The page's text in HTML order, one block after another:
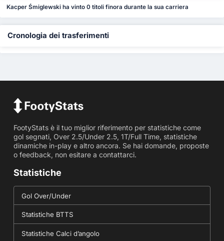
Kacper Śmiglewski ha vinto 0 titoli finora durante la sua carriera
Cronologia dei trasferimenti
FootyStats è il tuo miglior riferimento per statistiche come
gol segnati, Over 2.5/Under 2.5, 1T/Full Time, statistiche
dinamiche in-play e altro ancora. Se hai domande, proposte
o feedback, non esitare a contattarci.
Statistiche
Gol Over/Under
Statistiche BTTS
Statistiche Calci d’angolo